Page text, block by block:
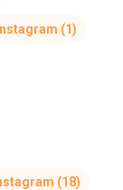
(1)
(18)